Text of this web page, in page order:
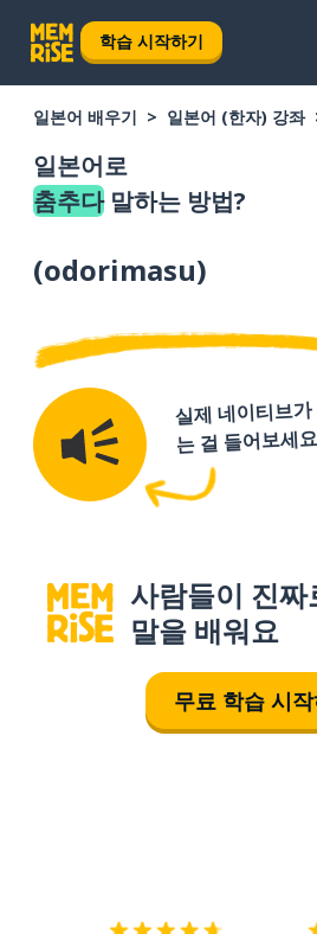
학습 시작하기
일본어 배우기 일본어 (한자) 강좌
일본어로
춤추다말하는 방법?
(odorimasu)
실제 네이티브
는 걸 들어보세요
사람들이 진
말을 배워요
무료 학습 시